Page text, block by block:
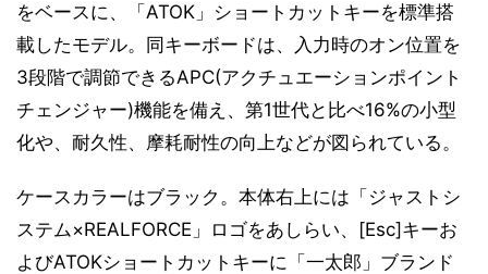
をベースに、「ATOK」ショートカットキーを標準搭
載したモデル。同キーボードは、入力時のオン位置を
3段階で調節できるAPC(アクチュエーションポイント
チェンジャー)機能を備え、第1世代と比べ16%の小型
化や、耐久性、摩耗耐性の向上などが図られている。
ケースカラーはブラック。本体右上には「ジャストシ
ステム×REALFORCE」ロゴをあしらい、[Esc]キーお
よびATOKショートカットキーに「一太郎」ブランド